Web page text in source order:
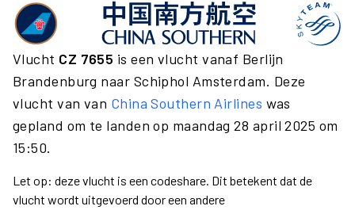
Vlucht CZ 7655 is een vlucht vanaf Berlijn
Brandenburg naar Schiphol Amsterdam. Deze
vlucht van van China Southern Airlines was
gepland om te landen op maandag 28 april 2025 om
15:50.
Let op: deze vlucht is een codeshare. Dit betekent dat de
vlucht wordt uitgevoerd door een andere